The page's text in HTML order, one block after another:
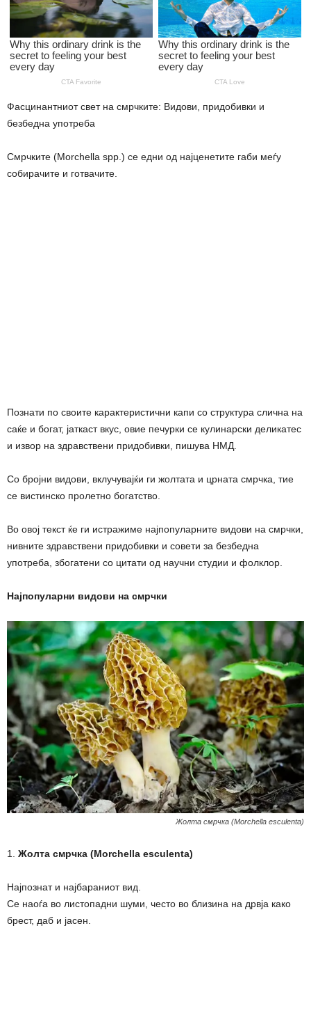
Фасцинантниот свет на смрчките: Видови, придобивки и
безбедна употреба
Смрчките (Morchella spp.) се едни од најценетите габи меѓу
собирачите и готвачите.
Познати по своите карактеристични капи со структура слична на
саќе и богат, јаткаст вкус, овие печурки се кулинарски деликатес
и извор на здравствени придобивки, пишува НМД.
Со бројни видови, вклучувајќи ги жолтата и црната смрчка, тие
се вистинско пролетно богатство.
Во овој текст ќе ги истражиме најпопуларните видови на смрчки,
нивните здравствени придобивки и совети за безбедна
употреба, збогатени со цитати од научни студии и фолклор.
Најпопуларни видови на смрчки
Жолта смрчка (Morchella esculenta)
1. Жолта смрчка (Morchella esculenta)
Најпознат и најбараниот вид.
Се наоѓа во листопадни шуми, често во близина на дрвја како
брест, даб и јасен.